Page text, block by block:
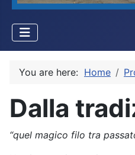
You are here: Home
Dalla
“quel magico filo tra